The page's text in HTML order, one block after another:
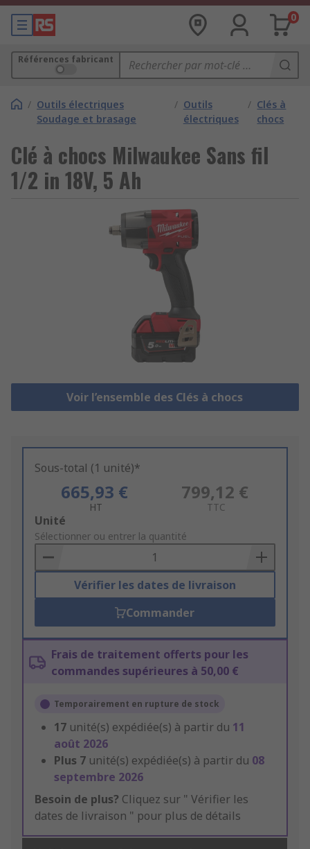
0
Références fabricant
/ Outils électriques
Soudage et brasage
/ Outils
électriques
/ Clés à
chocs
Clé à chocs Milwaukee Sans fil
1/2 in 18V, 5 Ah
Voir l’ensemble des Clés à chocs
Sous-total (1 unité)*
665,93 €
HT
799,12 €
TTC
Add
to
Basket
Unité
Sélectionner ou entrer la quantité
Vérifier les dates de livraison
Commander
Frais de traitement offerts pour les
commandes supérieures à 50,00 €
Temporairement en rupture de stock
17 unité(s) expédiée(s) à partir du 11
août 2026
Plus 7 unité(s) expédiée(s) à partir du 08
septembre 2026
Besoin de plus? Cliquez sur " Vérifier les
dates de livraison " pour plus de détails